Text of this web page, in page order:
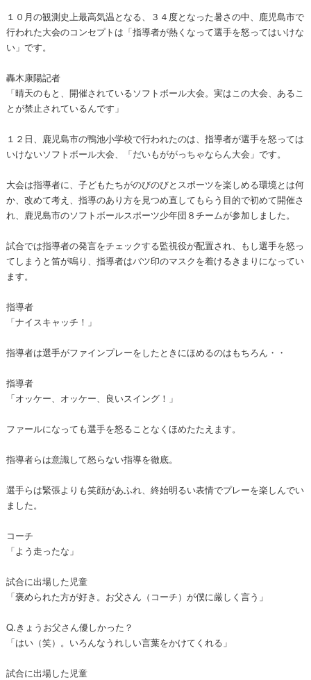
１０月の観測史上最高気温となる、３４度となった暑さの中、鹿児島市で
行われた大会のコンセプトは「指導者が熱くなって選手を怒ってはいけな
い」です。
轟木康陽記者
「晴天のもと、開催されているソフトボール大会。実はこの大会、あるこ
とが禁止されているんです」
１２日、鹿児島市の鴨池小学校で行われたのは、指導者が選手を怒っては
いけないソフトボール大会、「だいもががっちゃならん大会」です。
大会は指導者に、子どもたちがのびのびとスポーツを楽しめる環境とは何
か、改めて考え、指導のあり方を見つめ直してもらう目的で初めて開催さ
れ、鹿児島市のソフトボールスポーツ少年団８チームが参加しました。
試合では指導者の発言をチェックする監視役が配置され、もし選手を怒っ
てしまうと笛が鳴り、指導者はバツ印のマスクを着けるきまりになってい
ます。
指導者
「ナイスキャッチ！」
指導者は選手がファインプレーをしたときにほめるのはもちろん・・
指導者
「オッケー、オッケー、良いスイング！」
ファールになっても選手を怒ることなくほめたたえます。
指導者らは意識して怒らない指導を徹底。
選手らは緊張よりも笑顔があふれ、終始明るい表情でプレーを楽しんでい
ました。
コーチ
「よう走ったな」
試合に出場した児童
「褒められた方が好き。お父さん（コーチ）が僕に厳しく言う」
Q.きょうお父さん優しかった？
「はい（笑）。いろんなうれしい言葉をかけてくれる」
試合に出場した児童